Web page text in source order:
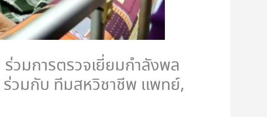
วมการตรวจเยี่ยมกำลังพล
วมกับ ทีมสหวิชาชีพ แพทย์,